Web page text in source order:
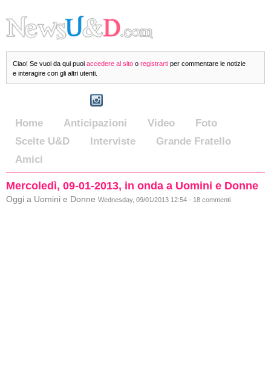
Ciao! Se vuoi da qui puoi accedere al sito o registrarti per commentare le notizie
e interagire con gli altri utenti.
Home Anticipazioni Video
Foto
Scelte U&D
Interviste
Grande Fratello
Amici
Mercoledì, 09-01-2013, in onda a Uomini e Donne
Oggi a Uomini e Donne Wednesday, 09/01/2013 12:54 - 18 commenti